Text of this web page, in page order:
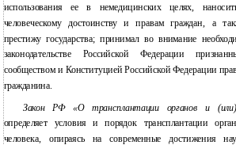
использования ее в немедицинских целях,
человеческому достоинству и правам граждан, а
престижу государства; принимал во внимание
законодательстве Российской Федерации
сообществом и Конституцией Российской Федерации
гражданина.
Закон РФ «О трансплантации органов и (или)
определяет условия и порядок трансплантации
человека, опираясь на современные достижения